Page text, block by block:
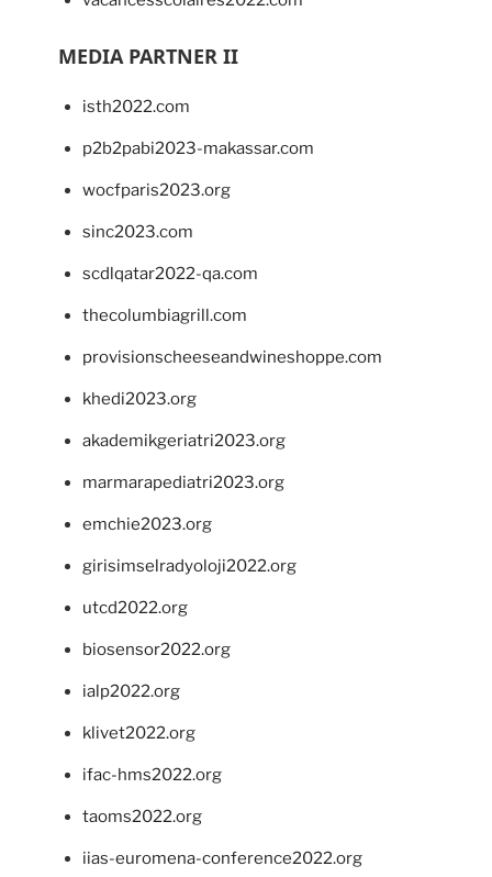
MEDIA PARTNER II
isth2022.com
p2b2pabi2023-makassar.com
wocfparis2023.org
sinc2023.com
scdlqatar2022-qa.com
thecolumbiagrill.com
provisionscheeseandwineshoppe.com
khedi2023.org
akademikgeriatri2023.org
marmarapediatri2023.org
emchie2023.org
girisimselradyoloji2022.org
utcd2022.org
biosensor2022.org
ialp2022.org
klivet2022.org
ifac-hms2022.org
taoms2022.org
iias-euromena-conference2022.org